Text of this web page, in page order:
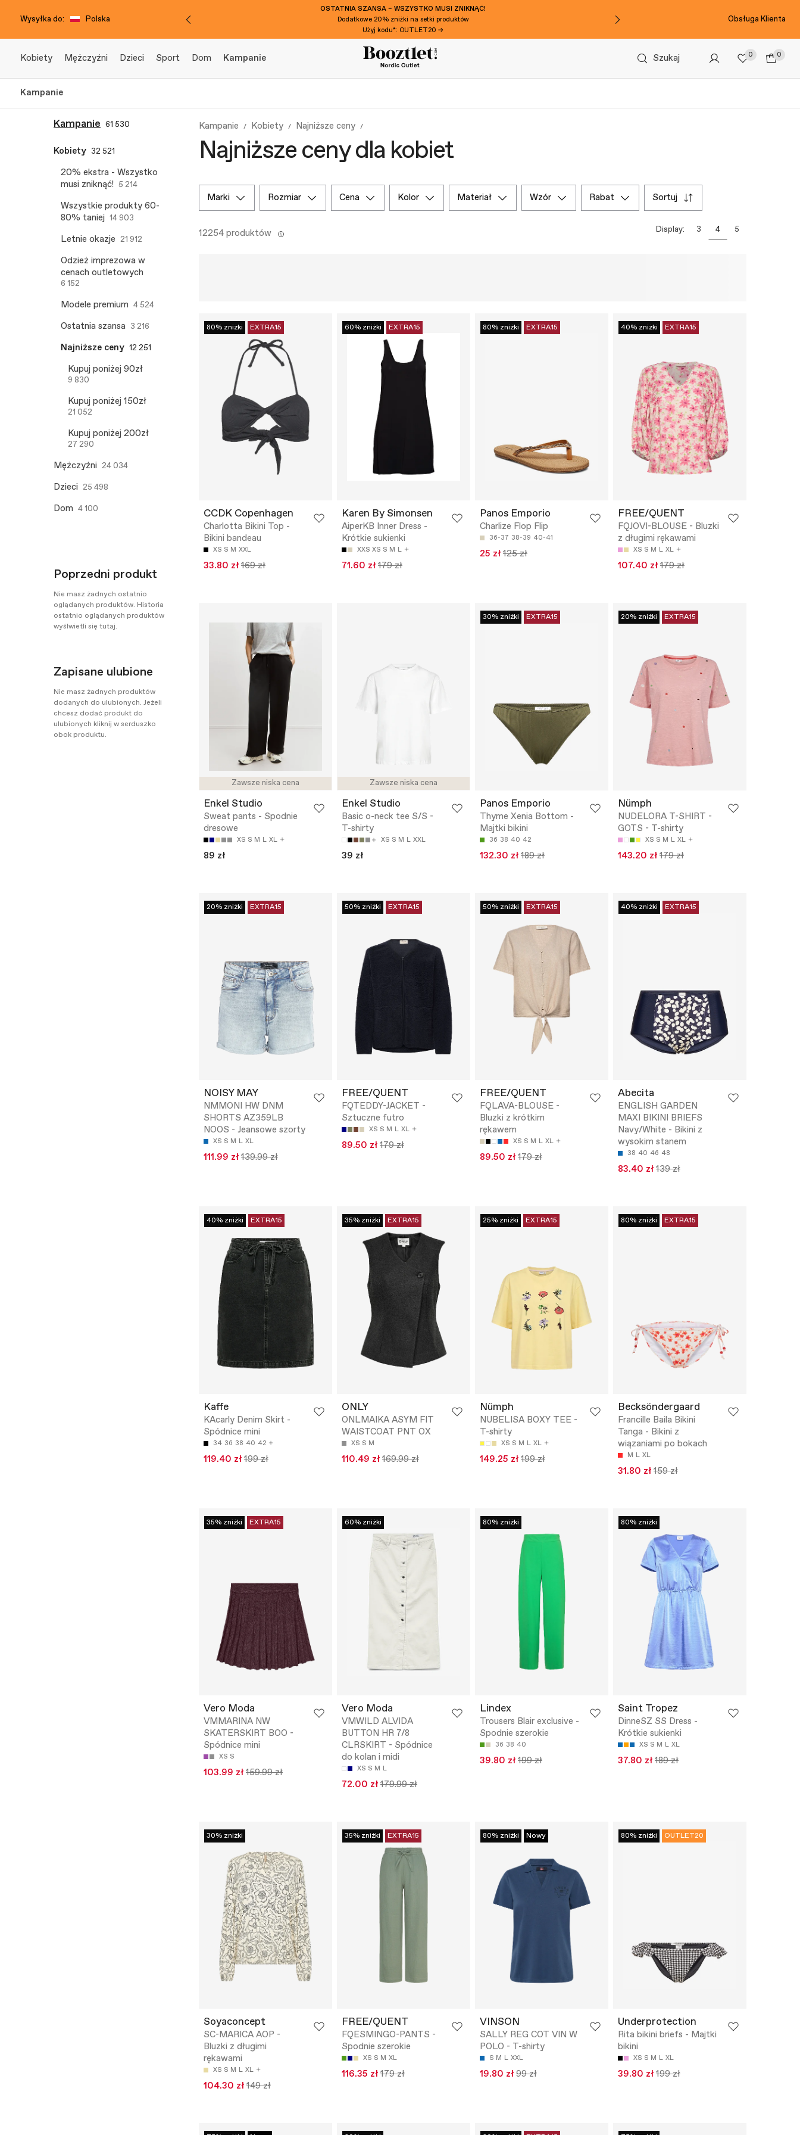
Wysyłka do: Polska
OSTATNIA SZANSA – WSZYSTKO MUSI ZNIKNĄĆ!
Dodatkowe 20% zniżki na setki produktów
Użyj kodu*: OUTLET20 →
Obsługa Klienta
Kobiety Mężczyźni Dzieci Sport Dom Kampanie Szukaj 0 0
Kampanie
Kampanie 61 530
Kobiety 32 521
20% ekstra - Wszystko
musi zniknąć! 5 214
Wszystkie produkty 60-
80% taniej 14 903
Letnie okazje 21 912
Odzież imprezowa w
cenach outletowych
6 152
Modele premium 4 524
Ostatnia szansa 3 216
Najniższe ceny 12 251
Kupuj poniżej 90zł
9 830
Kupuj poniżej 150zł
21 052
Kupuj poniżej 200zł
27 290
Mężczyźni 24 034
Dzieci 25 498
Dom 4 100
Poprzedni produkt
Nie masz żadnych ostatnio
oglądanych produktów. Historia
ostatnio oglądanych produktów
wyślwietli się tutaj.
Zapisane ulubione
Nie masz żadnych produktów
dodanych do ulubionych. Jeżeli
chcesz dodać produkt do
ulubionych kliknij w serduszko
obok produktu.
Kampanie Kobiety Najniższe ceny
Najniższe ceny dla kobiet
marki rozmiar cena kolor materiał wzór rabat sortuj
12254 produktów Display: 3 4 5
80% zniżki EXTRA15
CCDK Copenhagen
Charlotta Bikini Top -
Bikini bandeau
XS S M XXL
33.80 zł 169 zł
60% zniżki EXTRA15
Karen By Simonsen
AiperKB Inner Dress -
Krótkie sukienki
XXS XS S M L
71.60 zł 179 zł
80% zniżki EXTRA15
Panos Emporio
Charlize Flop Flip
36-37 38-39 40-41
25 zł 125 zł
40% zniżki EXTRA15
FREE/QUENT
FQJOVI-BLOUSE - Bluzki
z długimi rękawami
XS S M L XL
107.40 zł 179 zł
Zawsze niska cena
Enkel Studio
Sweat pants - Spodnie
dresowe
XS S M L XL
89 zł
Zawsze niska cena
Enkel Studio
Basic o-neck tee S/S -
T-shirty
XS S M L XXL
39 zł
30% zniżki EXTRA15
Panos Emporio
Thyme Xenia Bottom -
Majtki bikini
36 38 40 42
132.30 zł 189 zł
20% zniżki EXTRA15
Nümph
NUDELORA T-SHIRT -
GOTS - T-shirty
XS S M L XL
143.20 zł 179 zł
20% zniżki EXTRA15
NOISY MAY
NMMONI HW DNM
SHORTS AZ359LB
NOOS - Jeansowe szorty
XS S M L XL
111.99 zł 139.99 zł
50% zniżki EXTRA15
FREE/QUENT
FQTEDDY-JACKET -
Sztuczne futro
XS S M L XL
89.50 zł 179 zł
50% zniżki EXTRA15
FREE/QUENT
FQLAVA-BLOUSE -
Bluzki z krótkim
rękawem
XS S M L XL
89.50 zł 179 zł
40% zniżki EXTRA15
Abecita
ENGLISH GARDEN
MAXI BIKINI BRIEFS
Navy/White - Bikini z
wysokim stanem
38 40 46 48
83.40 zł 139 zł
40% zniżki EXTRA15
Kaffe
KAcarly Denim Skirt -
Spódnice mini
34 36 38 40 42
119.40 zł 199 zł
35% zniżki EXTRA15
ONLY
ONLMAIKA ASYM FIT
WAISTCOAT PNT OX
XS S M
110.49 zł 169.99 zł
25% zniżki EXTRA15
Nümph
NUBELISA BOXY TEE -
T-shirty
XS S M L XL
149.25 zł 199 zł
80% zniżki EXTRA15
Becksöndergaard
Francille Baila Bikini
Tanga - Bikini z
wiązaniami po bokach
M L XL
31.80 zł 159 zł
35% zniżki EXTRA15
Vero Moda
VMMARINA NW
SKATERSKIRT BOO -
Spódnice mini
XS S
103.99 zł 159.99 zł
60% zniżki
Vero Moda
VMWILD ALVIDA
BUTTON HR 7/8
CLRSKIRT - Spódnice
do kolan i midi
XS S M L
72.00 zł 179.99 zł
80% zniżki
Lindex
Trousers Blair exclusive -
Spodnie szerokie
36 38 40
39.80 zł 199 zł
80% zniżki
Saint Tropez
DinneSZ SS Dress -
Krótkie sukienki
XS S M L XL
37.80 zł 189 zł
30% zniżki
Soyaconcept
SC-MARICA AOP -
Bluzki z długimi
rękawami
XS S M L XL
104.30 zł 149 zł
35% zniżki EXTRA15
FREE/QUENT
FQESMINGO-PANTS -
Spodnie szerokie
XS S M XL
116.35 zł 179 zł
80% zniżki Nowy
VINSON
SALLY REG COT VIN W
POLO - T-shirty
S M L XXL
19.80 zł 99 zł
80% zniżki OUTLET20
Underprotection
Rita bikini briefs - Majtki
bikini
XS S M L XL
39.80 zł 199 zł